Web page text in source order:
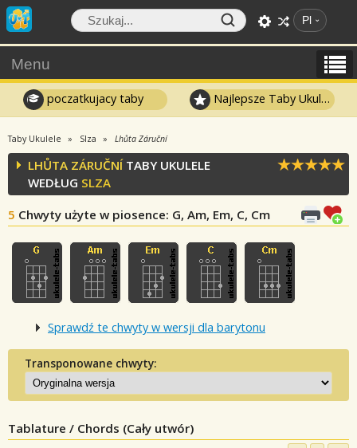
Pl
Menu
poczatkujacy taby Najlepsze Taby Ukulele
Taby Ukulele Slza Lhůta Záruční
LHŮTA ZÁRUČNÍ TABY UKULELE
WEDŁUG SLZA
5 Chwyty użyte w piosence: G, Am, Em, C, Cm
Sprawdź te chwyty w wersji dla barytonu
Transponowane chwyty:
Tablature / Chords (Cały utwór)